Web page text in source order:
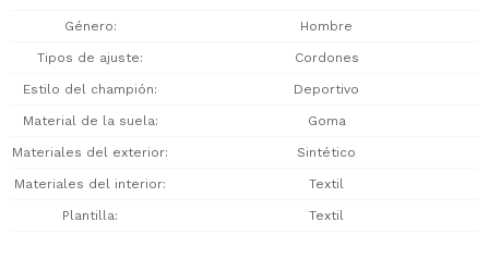
Género Hombre
Tipos de ajuste Cordones
Estilo del champión Deportivo
Material de la suela Goma
Materiales del exterior Sintético
Materiales del interior Textil
Plantilla Textil